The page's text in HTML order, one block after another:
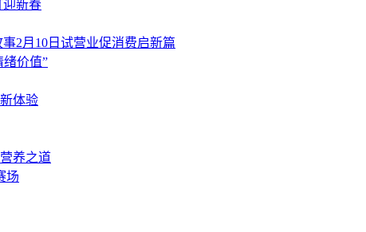
迎新春
2月10日试营业促消费启新篇
绪价值”
体验
养之道
场